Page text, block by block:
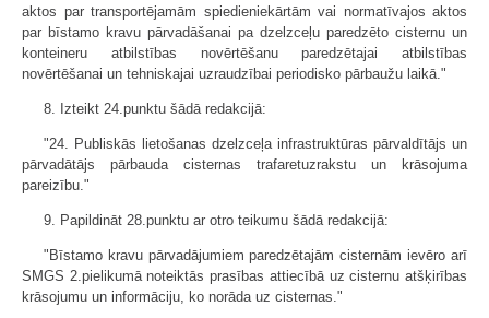
aktos par transportējamām spiedieniekārtām vai normatīvajos aktos
par bīstamo kravu pārvadāšanai pa dzelzceļu paredzēto cisternu un
konteineru atbilstības novērtēšanu paredzētajai atbilstības
novērtēšanai un tehniskajai uzraudzībai periodisko pārbaužu laikā."
8. Izteikt 24.punktu šādā redakcijā:
"24. Publiskās lietošanas dzelzceļa infrastruktūras pārvaldītājs un
pārvadātājs pārbauda cisternas trafaretuzrakstu un krāsojuma
pareizību."
9. Papildināt 28.punktu ar otro teikumu šādā redakcijā:
"Bīstamo kravu pārvadājumiem paredzētajām cisternām ievēro arī
SMGS 2.pielikumā noteiktās prasības attiecībā uz cisternu atšķirības
krāsojumu un informāciju, ko norāda uz cisternas."